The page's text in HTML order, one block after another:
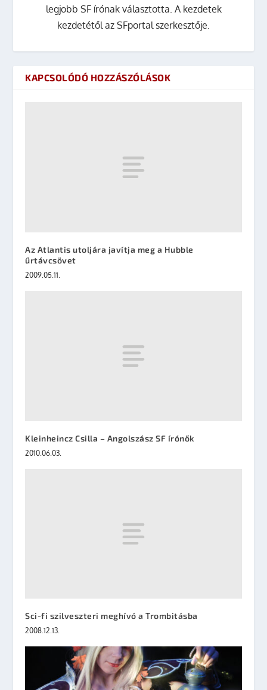
legjobb SF írónak választotta. A kezdetek
kezdetétől az SFportal szerkesztője.
KAPCSOLÓDÓ HOZZÁSZÓLÁSOK
Az Atlantis utoljára javítja meg a Hubble
űrtávcsövet
2009.05.11.
Kleinheincz Csilla – Angolszász SF írónők
2010.06.03.
Sci-fi szilveszteri meghívó a Trombitásba
2008.12.13.